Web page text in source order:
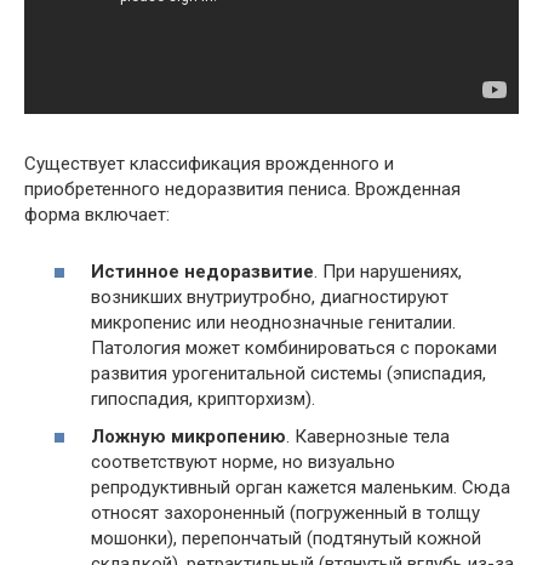
Существует классификация врожденного и
приобретенного недоразвития пениса. Врожденная
форма включает:
Истинное недоразвитие . При нарушениях,
возникших внутриутробно, диагностируют
микропенис или неоднозначные гениталии.
Патология может комбинироваться с пороками
развития урогенитальной системы (эписпадия,
гипоспадия, крипторхизм).
Ложную микропению. Кавернозные тела
соответствуют норме, но визуально
репродуктивный орган кажется маленьким. Сюда
относят захороненный (погруженный в толщу
мошонки), перепончатый (подтянутый кожной